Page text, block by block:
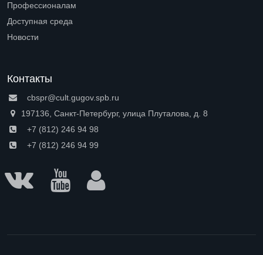
Профессионалам
Доступная среда
Новости
Контакты
cbspr@cult.gugov.spb.ru
197136, Санкт-Петербург, улица Плуталова, д. 8
+7 (812) 246 94 98
+7 (812) 246 94 99